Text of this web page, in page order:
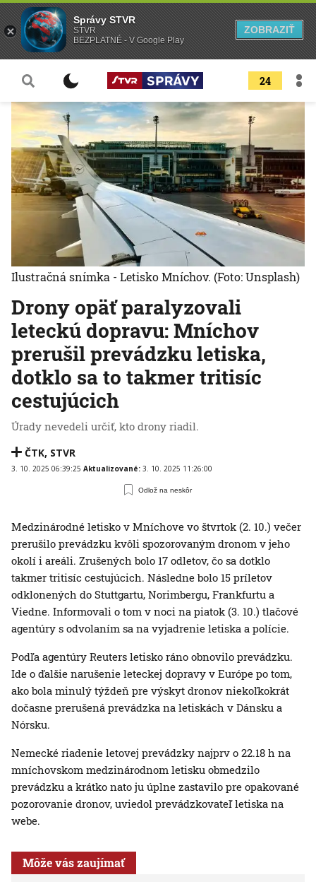
24
Drony opäť paralyzovali
leteckú dopravu: Mníchov
prerušil prevádzku letiska,
dotklo sa to takmer tritisíc
cestujúcich
Úrady nevedeli určiť, kto drony riadil.
ČTK, STVR
3. 10. 2025 06:39:25 Aktualizované: 3. 10. 2025 11:26:00
Odlož na neskôr
Ilustračná snímka - Letisko Mníchov. (Foto: Unsplash)
Medzinárodné letisko v Mníchove vo štvrtok (2. 10.) večer
prerušilo prevádzku kvôli spozorovaným dronom v jeho
okolí i areáli. Zrušených bolo 17 odletov, čo sa dotklo
takmer tritisíc cestujúcich. Následne bolo 15 príletov
odklonených do Stuttgartu, Norimbergu, Frankfurtu a
Viedne. Informovali o tom v noci na piatok (3. 10.) tlačové
agentúry s odvolaním sa na vyjadrenie letiska a polície.
Podľa agentúry Reuters letisko ráno obnovilo prevádzku.
Ide o ďalšie narušenie leteckej dopravy v Európe po tom,
ako bola minulý týždeň pre výskyt dronov niekoľkokrát
dočasne prerušená prevádzka na letiskách v Dánsku a
Nórsku.
Nemecké riadenie letovej prevádzky najprv o 22.18 h na
mníchovskom medzinárodnom letisku obmedzilo
prevádzku a krátko nato ju úplne zastavilo pre opakované
pozorovanie dronov, uviedol prevádzkovateľ letiska na
webe.
Môže vás zaujímať
Správy STVR
STVR
BEZPLATNÉ - V Google Play
ZOBRAZIŤ